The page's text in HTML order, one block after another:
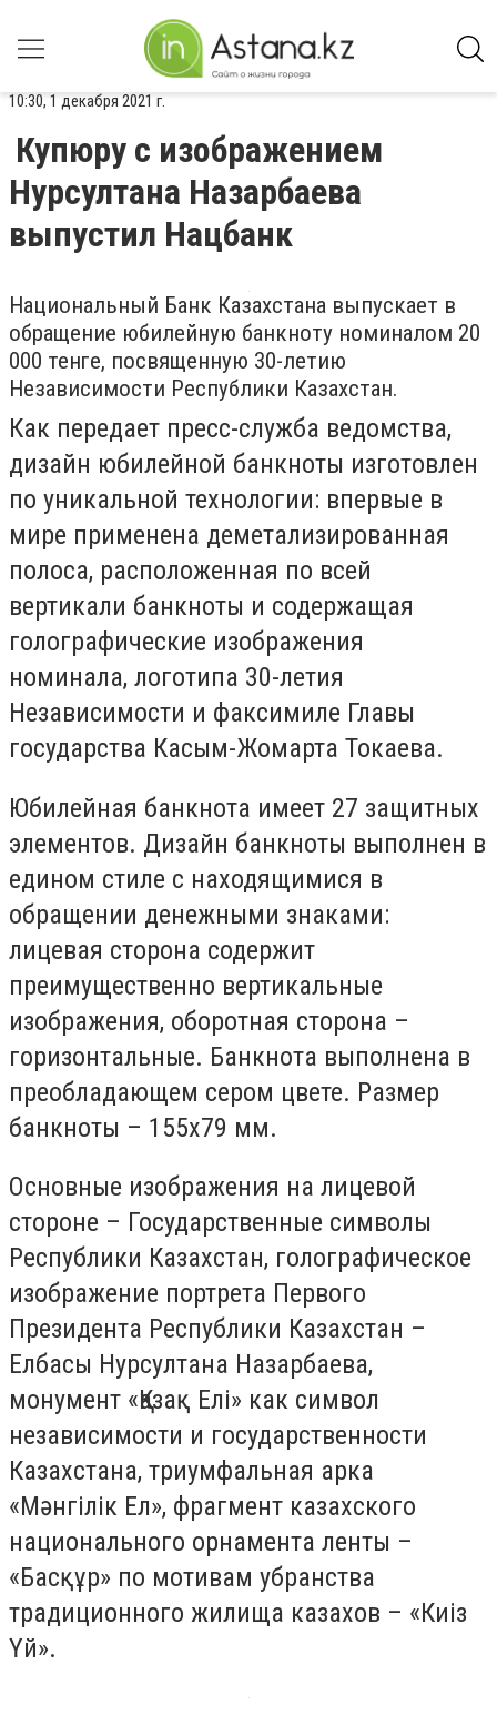
10:30, 1 декабря 2021 г.
Купюру с изображением
Нурсултана Назарбаева
выпустил Нацбанк
Национальный Банк Казахстана выпускает в
обращение юбилейную банкноту номиналом 20
000 тенге, посвященную 30-летию
Независимости Республики Казахстан.
Как передает пресс-служба ведомства,
дизайн юбилейной банкноты изготовлен
по уникальной технологии: впервые в
мире применена деметализированная
полоса, расположенная по всей
вертикали банкноты и содержащая
голографические изображения
номинала, логотипа 30-летия
Независимости и факсимиле Главы
государства Касым-Жомарта Токаева.
Юбилейная банкнота имеет 27 защитных
элементов. Дизайн банкноты выполнен в
едином стиле с находящимися в
обращении денежными знаками:
лицевая сторона содержит
преимущественно вертикальные
изображения, оборотная сторона –
горизонтальные. Банкнота выполнена в
преобладающем сером цвете. Размер
банкноты – 155x79 мм.
Основные изображения на лицевой
стороне – Государственные символы
Республики Казахстан, голографическое
изображение портрета Первого
Президента Республики Казахстан –
Елбасы Нурсултана Назарбаева,
монумент «Қазақ Елі» как символ
независимости и государственности
Казахстана, триумфальная арка
«Мәнгілік Ел», фрагмент казахского
национального орнамента ленты –
«Басқұр» по мотивам убранства
традиционного жилища казахов – «Киіз
Үй».